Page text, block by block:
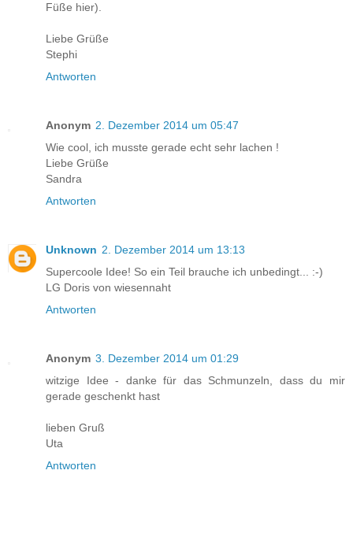
Füße hier).
Liebe Grüße
Stephi
Antworten
Anonym 2. Dezember 2014 um 05:47
Wie cool, ich musste gerade echt sehr lachen !
Liebe Grüße
Sandra
Antworten
Unknown 2. Dezember 2014 um 13:13
Supercoole Idee! So ein Teil brauche ich unbedingt... :-)
LG Doris von wiesennaht
Antworten
Anonym 3. Dezember 2014 um 01:29
witzige Idee - danke für das Schmunzeln, dass du mir
gerade geschenkt hast
lieben Gruß
Uta
Antworten